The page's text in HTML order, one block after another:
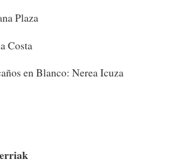
Plaza
Costa
en Blanco: Nerea Icuza